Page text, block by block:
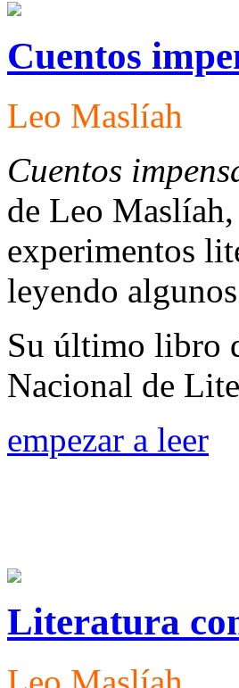
Cuentos
Leo Maslíah
Cuentos
de Leo
experimentos
leyendo
Su último libro
Nacional de
empezar a leer
Literatura